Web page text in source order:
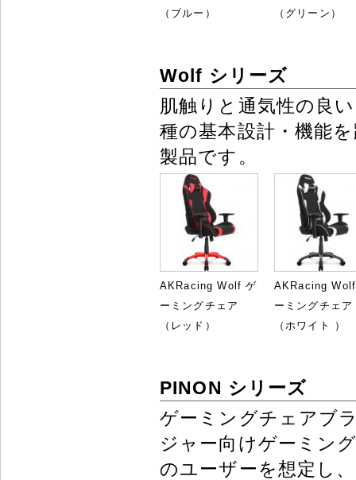
（ブルー）
（グリーン）
Wolf シリーズ
肌触りと通気性の良
種の基本設計・機能
製品です。
AKRacing Wolf ゲ
ーミングチェア
（レッド）
AKRacing
ーミングチェア
（ホワイト ）
PINON シリーズ
ゲーミングチェアブ
ジャー向けゲーミン
のユーザーを想定し